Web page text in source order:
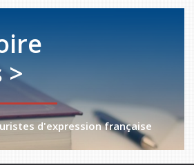
d'expression française